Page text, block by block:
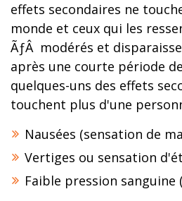
effets secondaires ne
monde et ceux qui les
ÃƒÂ modérés et
après une courte période
quelques-uns des effets
touchent plus d'une
Nausées (sensation de
Vertiges ou sensation
Faible pression sanguine